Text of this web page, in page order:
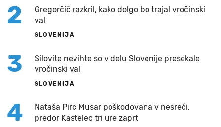
2
Gregorčič razkril, kako dolgo bo trajal vročinski
val
SLOVENIJA
3
Silovite nevihte so v delu Slovenije presekale
vročinski val
SLOVENIJA
4
Nataša Pirc Musar poškodovana v nesreči,
predor Kastelec tri ure zaprt